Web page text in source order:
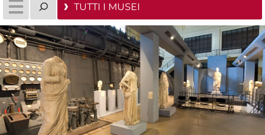
TUTTI I MUSEI